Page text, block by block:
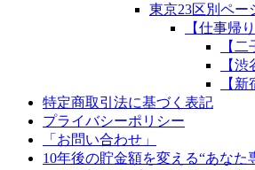
東京23区別ペー
【仕事帰
【
【
【
特定商取引法に基づく表記
プライバシーポリシー
「お問い合わせ」
10年後の貯金額を変える“あなた